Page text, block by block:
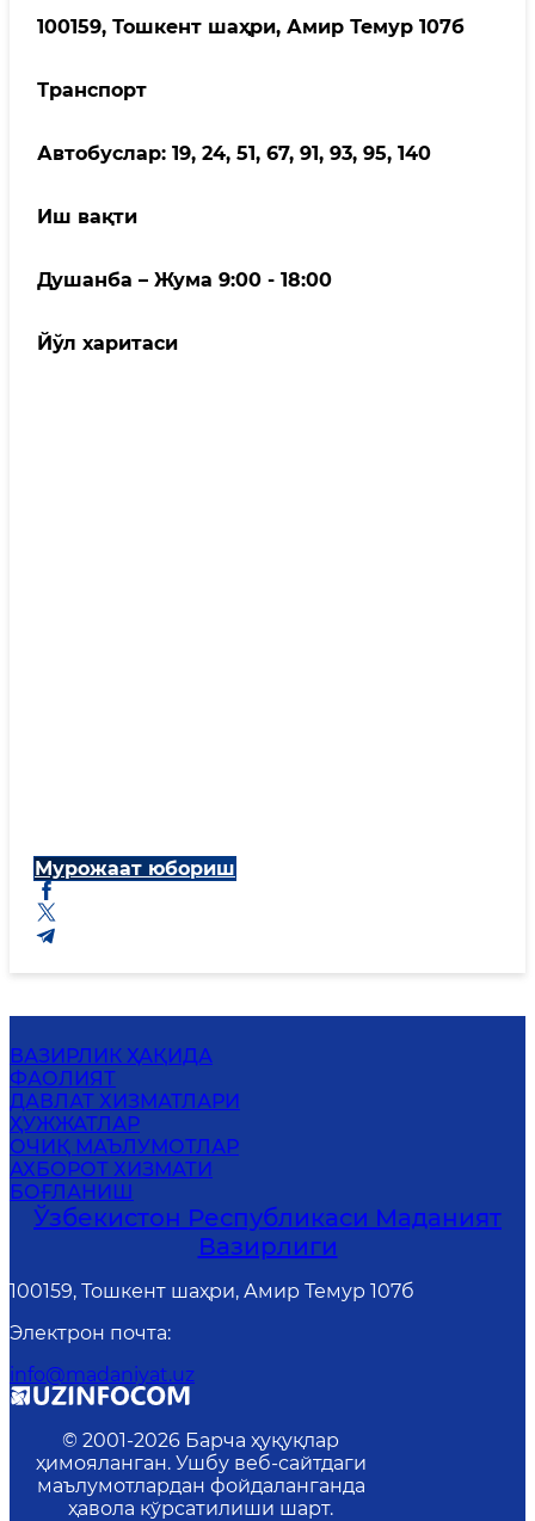
100159, Тошкент шаҳри, Амир Темур 107б
Транспорт
Автобуслар: 19, 24, 51, 67, 91, 93, 95, 140
Иш вақти
Душанба – Жума 9:00 - 18:00
Йўл харитаси
Мурожаат юбориш
ВАЗИРЛИК ҲАҚИДА
ФАОЛИЯТ
ДАВЛАТ ХИЗМАТЛАРИ
ҲУЖЖАТЛАР
ОЧИҚ МАЪЛУМОТЛАР
АХБОРОТ ХИЗМАТИ
БОҒЛАНИШ
Ўзбекистон Республикаси Маданият
Вазирлиги
100159, Тошкент шаҳри, Амир Темур 107б
Электрон почта:
info@madaniyat.uz
© 2001-2026 Барча ҳуқуқлар
ҳимояланган. Ушбу веб-сайтдаги
маълумотлардан фойдаланганда
ҳавола кўрсатилиши шарт.